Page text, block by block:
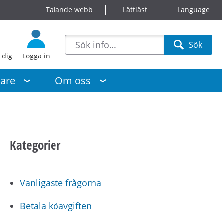
Talande webb Lättläst Language
dig Logga in
sökförslag Sök
Sök
Om oss
Kategorier
Vanligaste frågorna
Betala köavgiften